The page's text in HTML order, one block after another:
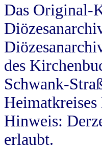
Das Original-
des
Schwank-
Hinweis:
erlaubt.